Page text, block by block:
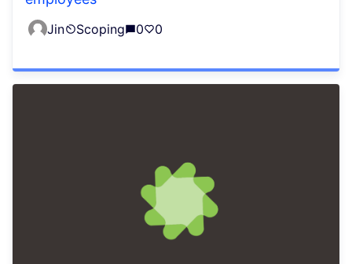
Jin Scoping 0 0